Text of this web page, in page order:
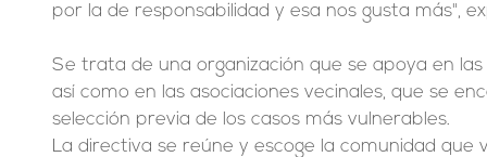
por la de responsabilidad y esa nos gusta más",
Se trata de una organización que se apoya en
así como en las asociaciones vecinales, que se
selección previa de los casos más vulnerables.
La directiva se reúne y escoge la comunidad